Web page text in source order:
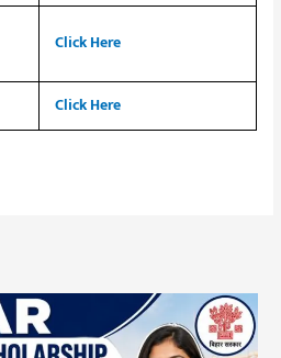
Click Here
Click Here